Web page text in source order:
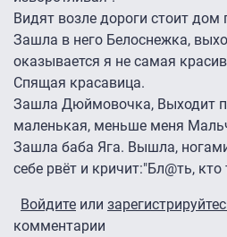
Видят возле дороги стоит дом
Зашла в него Белоснежка,
оказывается я не самая
Спящая красавица.
Зашла Дюймовочка, Выходит
маленькая, меньше меня
Зашла баба Яга. Вышла,
себе рвёт и кричит:"Бл@ть,
Войдите или
комментарии